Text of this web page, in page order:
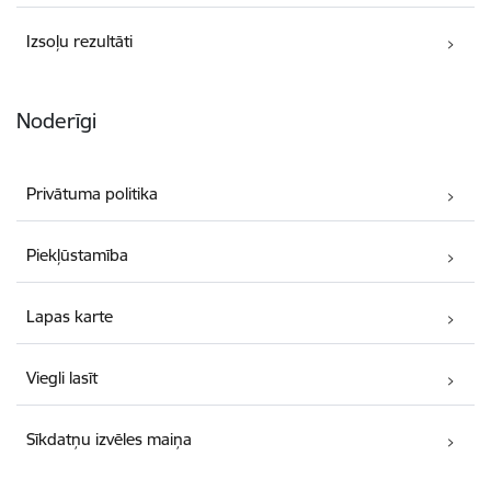
Izsoļu rezultāti
Noderīgi
Privātuma politika
Piekļūstamība
Lapas karte
Viegli lasīt
Sīkdatņu izvēles maiņa